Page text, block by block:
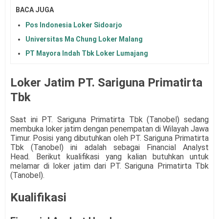
BACA JUGA
Pos Indonesia Loker Sidoarjo
Universitas Ma Chung Loker Malang
PT Mayora Indah Tbk Loker Lumajang
Loker Jatim PT. Sariguna Primatirta
Tbk
Saat ini PT. Sariguna Primatirta Tbk (Tanobel) sedang
membuka loker jatim dengan penempatan di Wilayah Jawa
Timur. Posisi yang dibutuhkan oleh PT. Sariguna Primatirta
Tbk (Tanobel) ini adalah sebagaiFinancial Analyst
Head.
Berikut kualifikasi yang kalian butuhkan untuk
melamar di loker jatim dari PT. Sariguna Primatirta Tbk
(Tanobel).
Kualifikasi